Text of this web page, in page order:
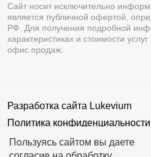
Пользуясь сайтом вы даете
Сайт носит исключительно
является публичной офертой,
РФ. Для получения подробной
характеристиках и стоимости
офис продаж.
Разработка сайта Lukevium
Политика конфиденциальности
Пользовательское соглашение